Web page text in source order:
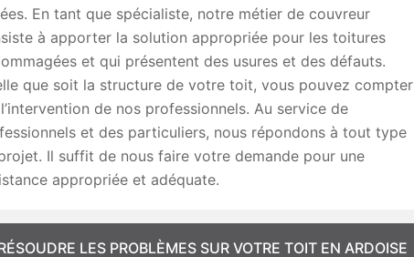
En tant que spécialiste, notre métier de couvreur
à apporter la solution appropriée pour les toitures
et qui présentent des usures et des défauts.
que soit la structure de votre toit, vous pouvez compter
de nos professionnels. Au service de
et des particuliers, nous répondons à tout type
Il suffit de nous faire votre demande pour une
appropriée et adéquate.
LES PROBLÈMES SUR VOTRE TOIT EN ARDOISE